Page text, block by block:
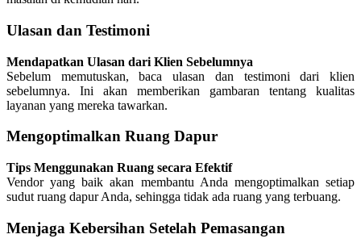
Ulasan dan Testimoni
Mendapatkan Ulasan dari Klien Sebelumnya
Sebelum memutuskan, baca ulasan dan testimoni dari klien
sebelumnya. Ini akan memberikan gambaran tentang kualitas
layanan yang mereka tawarkan.
Mengoptimalkan Ruang Dapur
Tips Menggunakan Ruang secara Efektif
Vendor yang baik akan membantu Anda mengoptimalkan setiap
sudut ruang dapur Anda, sehingga tidak ada ruang yang terbuang.
Menjaga Kebersihan Setelah Pemasangan